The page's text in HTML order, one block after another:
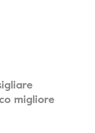
migliore